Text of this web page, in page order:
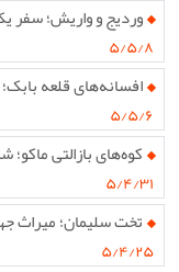
وردیج و واریش؛ سفر
۵/۵/۸
افسانه‌های قلعه
۵/۵/۶
کوه‌های بازالتی
۵/۴/۳۱
تخت سلیمان؛ میراث
۵/۴/۲۵